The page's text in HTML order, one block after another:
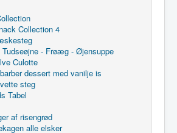
Collection 4
- Frøæg - Øjensuppe
Culotte
dessert med vanilje is
steg
Tabel
af risengrød
alle elsker